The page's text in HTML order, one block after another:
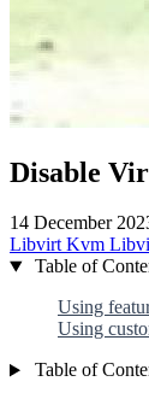
Disable
14 December
LibvirtKvm
Table of
Using
Using
Table of